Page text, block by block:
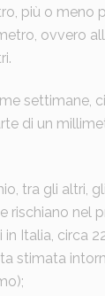
più o meno
ovvero
settimane,
di un
tra gli altri,
rischiano nel
Italia, circa
stimata